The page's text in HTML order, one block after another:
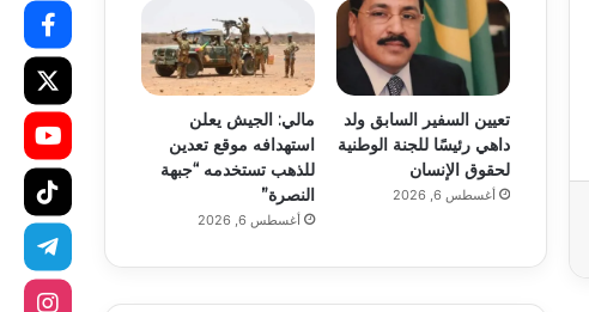
تعيين السفير السابق ولد
داهي رئيسًا للجنة الوطنية
لحقوق الإنسان
أغسطس 6, 2026
مالي: الجيش يعلن
استهدافه موقع تعدين
للذهب تستخدمه “جبهة
النصرة”
أغسطس 6, 2026